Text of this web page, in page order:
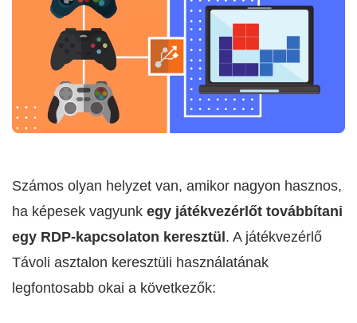
Számos olyan helyzet van, amikor nagyon hasznos,
ha képesek vagyunk egy játékvezérlőt továbbítani
egy RDP-kapcsolaton keresztül . A játékvezérlő
Távoli asztalon keresztüli használatának
legfontosabb okai a következők: